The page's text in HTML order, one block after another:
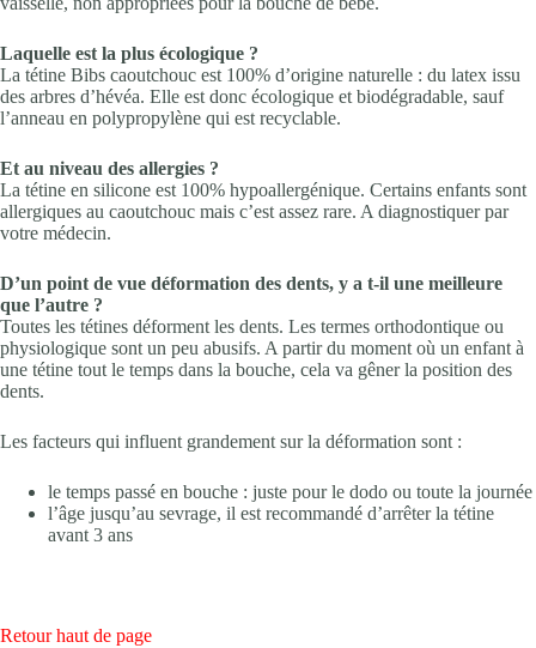
Laquelle est la plus écologique ?
La tétine Bibs caoutchouc est 100% d’origine naturelle : du latex issu
des arbres d’hévéa. Elle est donc écologique et biodégradable, sauf
l’anneau en polypropylène qui est recyclable.
Et au niveau des allergies ?
La tétine en silicone est 100% hypoallergénique. Certains enfants sont
allergiques au caoutchouc mais c’est assez rare. A diagnostiquer par
votre médecin.
D’un point de vue déformation des dents, y a t-il une meilleure
que l’autre ?
Toutes les tétines déforment les dents. Les termes orthodontique ou
physiologique sont un peu abusifs. A partir du moment où un enfant à
une tétine tout le temps dans la bouche, cela va gêner la position des
dents.
Les facteurs qui influent grandement sur la déformation sont :
le temps passé en bouche : juste pour le dodo ou toute la journée
l’âge jusqu’au sevrage, il est recommandé d’arrêter la tétine
avant 3 ans
Retour haut de page